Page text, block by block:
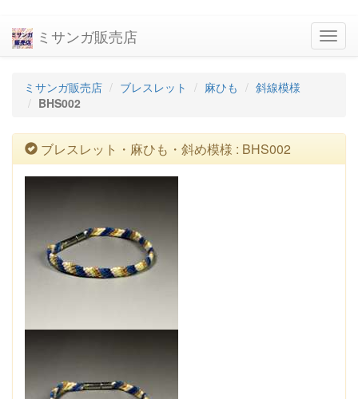
ミサンガ販売店
ミサンガ販売店 ブレスレット 麻ひも
斜線模様
BHS002
ブレスレット・麻ひも・斜め模様 : BHS002